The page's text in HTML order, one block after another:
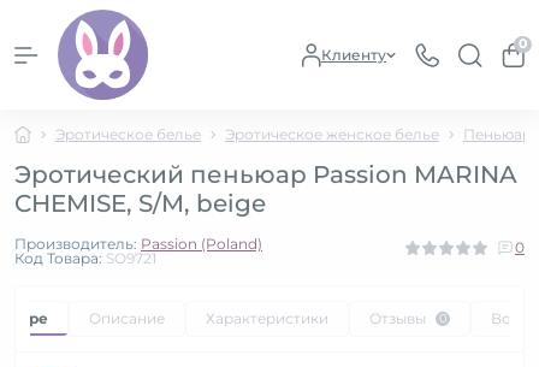
Клиенту
0
Эротическое белье Эротическое женское белье
Эротический пеньюар Passion MARINA
CHEMISE, S/M, beige
Производитель: Passion (Poland)
Код Товара: SO9721
0
Описание Характеристики Отзывы 0